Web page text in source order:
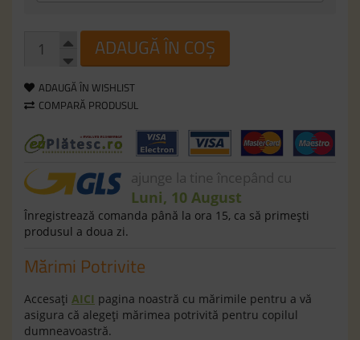
ADAUGĂ ÎN COȘ
ADAUGĂ ÎN WISHLIST
COMPARĂ PRODUSUL
ajunge la tine începând cu
Luni, 10 August
Înregistrează comanda până la ora 15, ca să primeşti
produsul a doua zi.
Mărimi Potrivite
Accesaţi AICI pagina noastră cu mărimile pentru a vă
asigura că alegeţi mărimea potrivită pentru copilul
dumneavoastră.